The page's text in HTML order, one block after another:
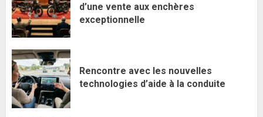
d’une vente aux enchères
exceptionnelle
Rencontre avec les nouvelles
technologies d’aide à la conduite